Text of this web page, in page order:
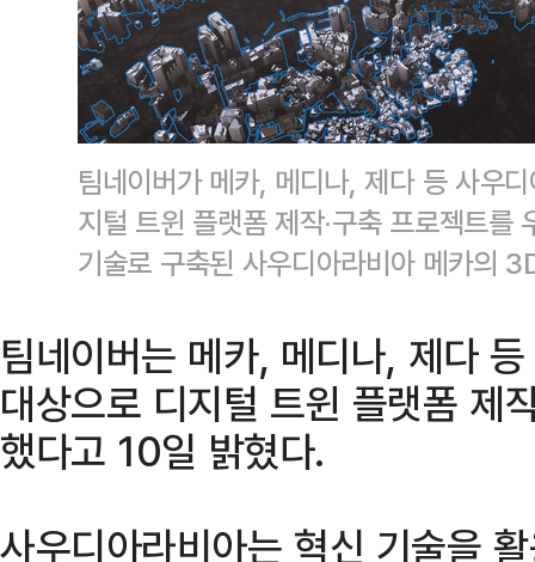
팀네이버가 메카, 메디나, 제다 등 사우
지털 트윈 플랫폼 제작·구축 프로젝트를
기술로 구축된 사우디아라비아 메카의
팀네이버는 메카, 메디나, 제다
대상으로 디지털 트윈 플랫폼 제
했다고 10일 밝혔다.
사우디아라비아는 혁신 기술을